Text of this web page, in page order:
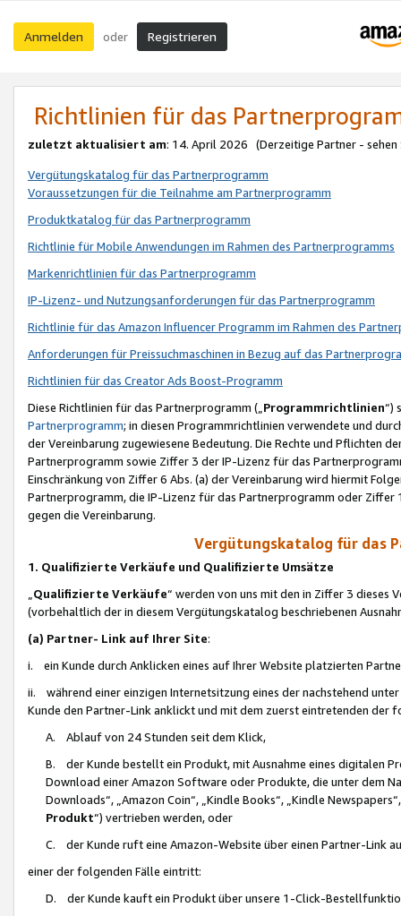
Anmelden oder Registrieren
Richtlinien für das
zuletzt aktualisiert am: 14. April 2026 (Derzeitige Partner - sehen
Vergütungskatalog für das Partnerprogramm
Voraussetzungen für die Teilnahme am Partnerprogramm
Produktkatalog für das Partnerprogramm
Richtlinie für Mobile Anwendungen im Rahmen des Partnerprogramms
Markenrichtlinien für das Partnerprogramm
IP-Lizenz- und Nutzungsanforderungen für das Partnerprogramm
Richtlinie für das Amazon Influencer Programm im Rahmen des
Anforderungen für Preissuchmaschinen in Bezug auf das
Richtlinien für das Creator Ads Boost-Programm
Diese Richtlinien für das Partnerprogramm („Programmrichtlinien“)
Partnerprogramm; in diesen Programmrichtlinien verwendete und
der Vereinbarung zugewiesene Bedeutung. Die Rechte und Pflichten
Partnerprogramm sowie Ziffer 3 der IP-Lizenz für das
Einschränkung von Ziffer 6 Abs. (a) der Vereinbarung wird hiermit
Partnerprogramm, die IP-Lizenz für das Partnerprogramm oder
gegen die Vereinbarung.
Vergütungskatalog für das
1. Qualifizierte Verkäufe und Qualifizierte Umsätze
Qualifizierte Verkäufe“ werden von uns mit den in Ziffer 3
(vorbehaltlich der in diesem Vergütungskatalog beschriebenen
(a) Partner- Link auf Ihrer Site:
i. ein Kunde durch Anklicken eines auf Ihrer Website platzierten
ii. während einer einzigen Internetsitzung eines der nachstehend
Kunde den Partner-Link anklickt und mit dem zuerst eintretenden der
A. Ablauf von 24 Stunden seit dem Klick,
B. der Kunde bestellt ein Produkt, mit Ausnahme eines digitalen
Download einer Amazon Software oder Produkte, die unter dem
Downloads“, „Amazon Coin“, „Kindle Books“, „Kindle
Produkt“) vertrieben werden, oder
C. der Kunde ruft eine Amazon-Website über einen Partner-Link
einer der folgenden Fälle eintritt:
D. der Kunde kauft ein Produkt über unsere 1-Click-